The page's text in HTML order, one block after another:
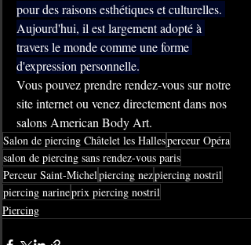
pour des raisons esthétiques et culturelles.
Aujourd'hui, il est largement adopté à
travers le monde comme une forme
d'expression personnelle.
Vous pouvez prendre rendez-vous sur notre
site internet ou venez directement dans nos
salons American Body Art.
Salon de piercing Châtelet les Hallesperceur Opéra
salon de piercing sans rendez-vous paris
Perceur Saint-Michelpiercing nezpiercing nostril
piercing narineprix piercing nostril
Piercing